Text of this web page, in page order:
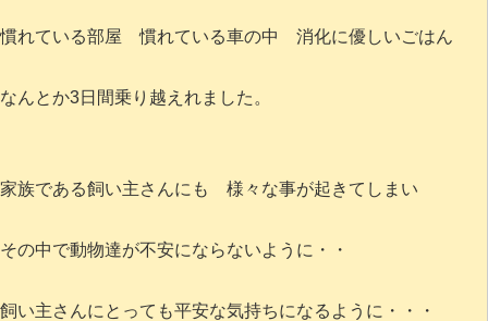
慣れている部屋 慣れている車の中 消化に優しいごはん
なんとか3日間乗り越えれました。
家族である飼い主さんにも 様々な事が起きてしまい
その中で動物達が不安にならないように・・
飼い主さんにとっても平安な気持ちになるように・・・